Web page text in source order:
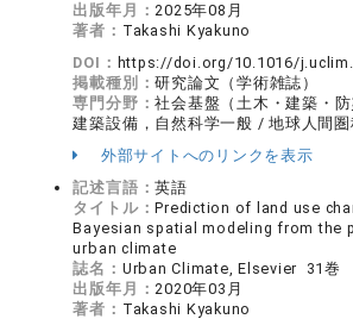
出版年月：2025年08月
著者： Takashi Kyakuno
DOI： https://doi.org/10.1016/
掲載種別：研究論文（学術雑誌）
専門分野：社会基盤（土木・建築・防
建築設備，自然科学一般 / 地球人間
外部サイトへのリンクを表示
記述言語：英語
タイトル：Prediction of land use
Bayesian spatial modeling from the
urban climate
誌名： Urban Climate, Elsevier 31巻
出版年月：2020年03月
著者： Takashi Kyakuno